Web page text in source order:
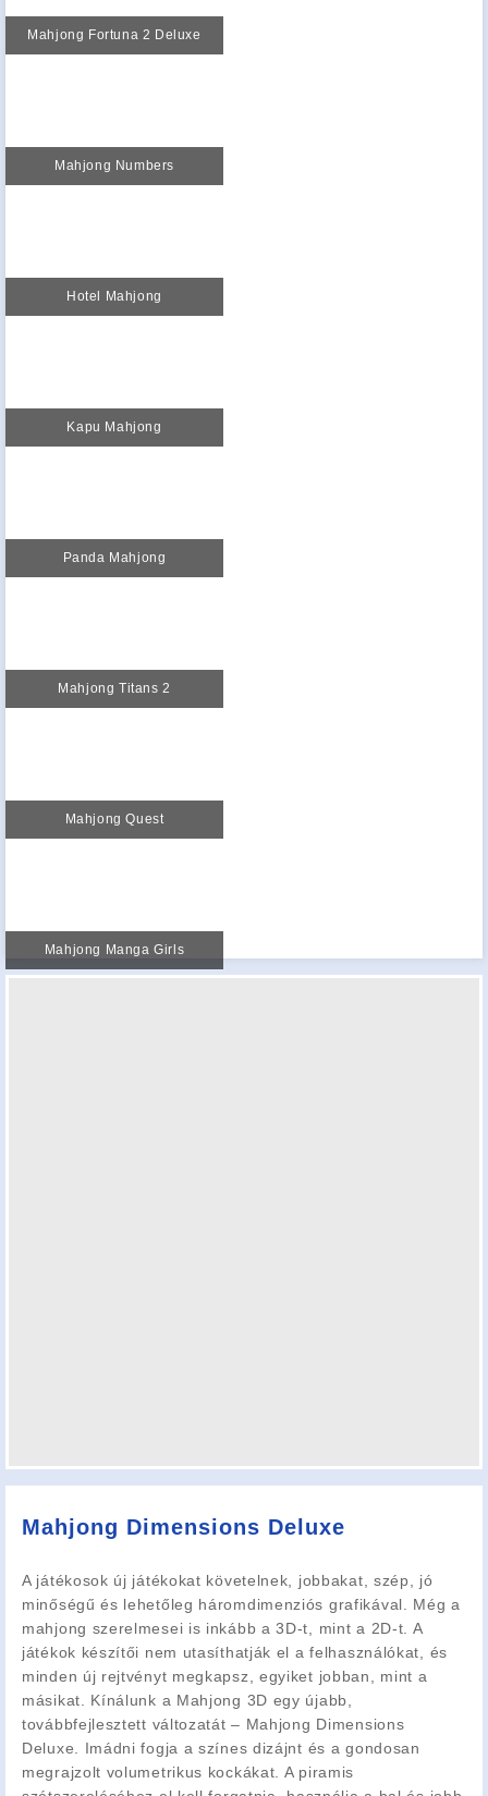
Mahjong Fortuna 2 Deluxe
Mahjong Numbers
Hotel Mahjong
Kapu Mahjong
Panda Mahjong
Mahjong Titans 2
Mahjong Quest
Mahjong Manga Girls
Mahjong Dimensions Deluxe
A játékosok új játékokat követelnek, jobbakat, szép, jó
minőségű és lehetőleg háromdimenziós grafikával. Még a
mahjong szerelmesei is inkább a 3D-t, mint a 2D-t. A
játékok készítői nem utasíthatják el a felhasználókat, és
minden új rejtvényt megkapsz, egyiket jobban, mint a
másikat. Kínálunk a Mahjong 3D egy újabb,
továbbfejlesztett változatát – Mahjong Dimensions
Deluxe. Imádni fogja a színes dizájnt és a gondosan
megrajzolt volumetrikus kockákat. A piramis